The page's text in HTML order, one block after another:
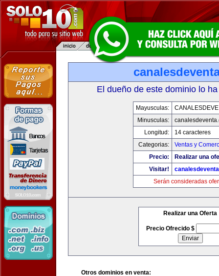
El dueño de este dominio lo
Mayusculas:
Minusculas:
Longitud:
14 caracteres
Categorias:
Ventas y
Precio:
Realizar una
Visitar!
Serán consideradas
Realizar una Oferta
Precio Ofrecido $
Otros dominios en venta: